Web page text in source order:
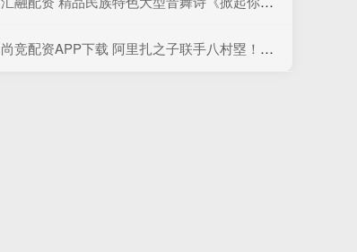
​尚竞配资APP下载 阿里扎之子联手八村塁！国际篮联一规则变更，让中国男篮直呼无奈